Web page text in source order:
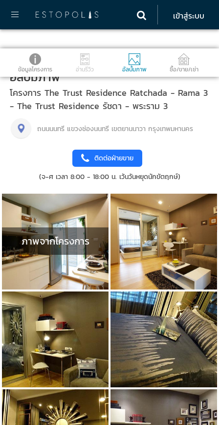
เข้าสู่ระบบ
ข้อมูลโครงการ อ่านรีวิว อัลบั้มภาพ ซื้อ/ขาย/เช่า
อัลบั้มภาพ
โครงการ The Trust Residence Ratchada - Rama 3
- The Trust Residence รัชดา - พระราม 3
ถนนนนทรี แขวงช่องนนทรี เขตยานนาวา กรุงเทพมหานคร
ติดต่อฝ่ายขาย
(จ-ศ เวลา 8:00 - 18:00 น. เว้นวันหยุดนักขัตฤกษ์)
ภาพจากโครงการ